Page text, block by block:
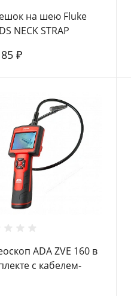
на шею Fluke
NECK STRAP
₽
ADA ZVE 160 в
с кабелем-